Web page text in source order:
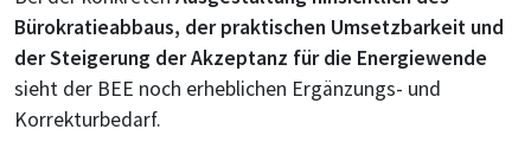
Bürokratieabbaus, der praktischen Umsetzbarkeit und
der Steigerung der Akzeptanz für die Energiewende
sieht der BEE noch erheblichen Ergänzungs- und
Korrekturbedarf.